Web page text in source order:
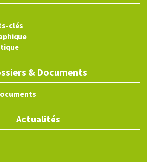
clés
& Documents
Actualités